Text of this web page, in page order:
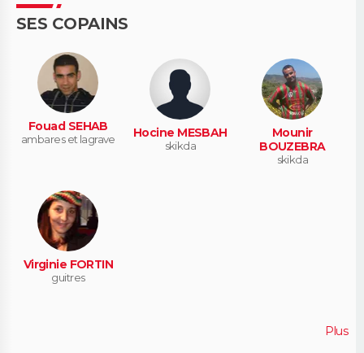
SES COPAINS
Fouad SEHAB
ambares et lagrave Hocine MESBAH
skikda
Mounir
BOUZEBRA
skikda
Virginie FORTIN
guitres
Plus